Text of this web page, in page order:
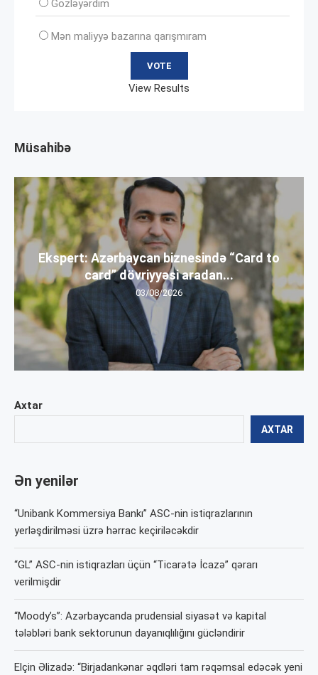
Axtar
AXTAR
Ən yenilər
“Unibank Kommersiya Bankı” ASC-nin istiqrazlarının
yerləşdirilməsi üzrə hərrac keçiriləcəkdir
“GL” ASC-nin istiqrazları üçün “Ticarətə İcazə” qərarı
verilmişdir
“Moody’s”: Azərbaycanda prudensial siyasət və kapital
tələbləri bank sektorunun dayanıqlılığını gücləndirir
Elçin Əlizadə: “Birjadankənar əqdləri tam rəqəmsal edəcək yeni
Gözləyərdim
Mən maliyyə bazarına qarışmıram
View Results
Müsahibə
Ekspert: Azərbaycan biznesində “Card to
card” dövriyyəsi aradan...
03/08/2026